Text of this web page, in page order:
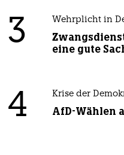
3 Wehrplicht in
eine gute
4 Krise der
AfD-Wählen